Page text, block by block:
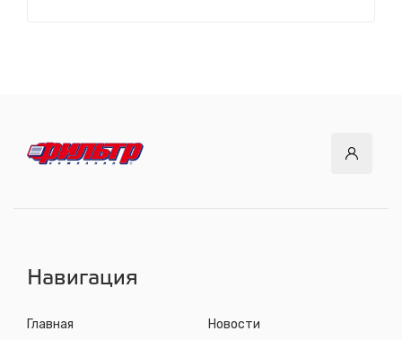
с 8.00 до 22.30, без выходных
Навигация
Главная
Новости